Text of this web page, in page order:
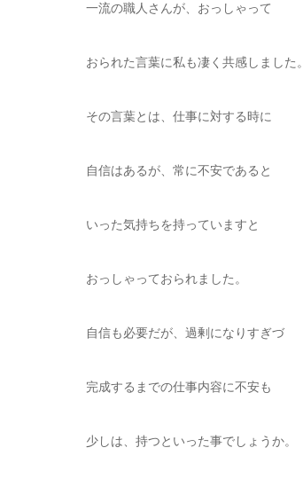
一流の職人さんが、おっしゃって
おられた言葉に私も凄く共感しました。
その言葉とは、仕事に対する時に
自信はあるが、常に不安であると
いった気持ちを持っていますと
おっしゃっておられました。
自信も必要だが、過剰になりすぎづ
完成するまでの仕事内容に不安も
少しは、持つといった事でしょうか。